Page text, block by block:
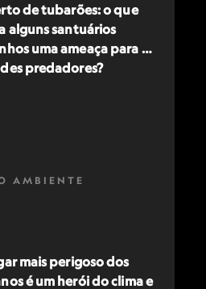
de tubarões: o que
alguns santuários
uma ameaça para os
predadores?
AMBIENTE
mais perigoso dos
é um herói do clima e